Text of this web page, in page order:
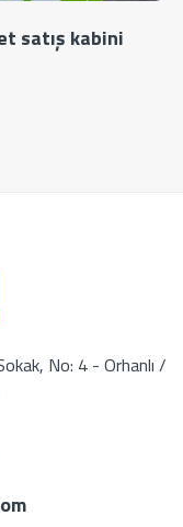
satış kabini
No: 4 - Orhanlı /